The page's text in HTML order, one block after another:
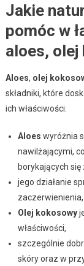
Jakie
pomóc w
aloes, olej
Aloes, olej
składniki, które
ich właściwości:
Aloes wyróżnia
nawilżającymi,
borykających
jego działanie
Olej kokosowy
właściwości,
szczególnie
skóry oraz w